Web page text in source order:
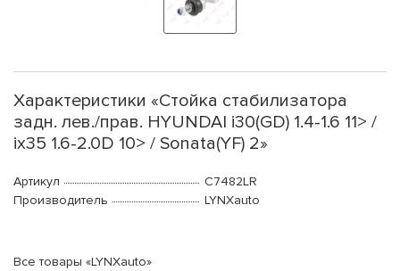
Характеристики «Стойка стабилизатора
задн. лев./прав. HYUNDAI i30(GD) 1.4-1.6 11> /
ix35 1.6-2.0D 10> / Sonata(YF) 2»
Артикул
C7482LR
Производитель
LYNXauto
Все товары «LYNXauto»